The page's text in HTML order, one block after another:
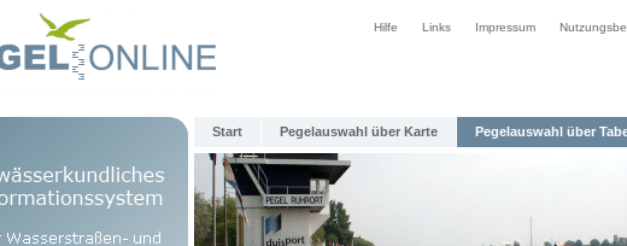
Hilfe Links Impressum
Start Pegelauswahl über Karte Pegelauswahl über